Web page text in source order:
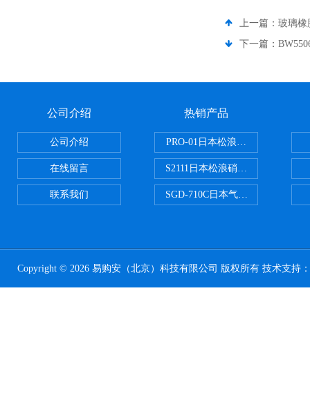
上一篇： 玻璃橡
下一篇：
公司介绍
公司介绍
在线留言
联系我们
热销产品
PRO-01日本松浪硝子玻璃制品载
S2111日本松浪硝子载玻片
SGD-710C日本气体分割器
Copyright © 2026 易购安（北京）科技有限公司 版权所有 技术支持：